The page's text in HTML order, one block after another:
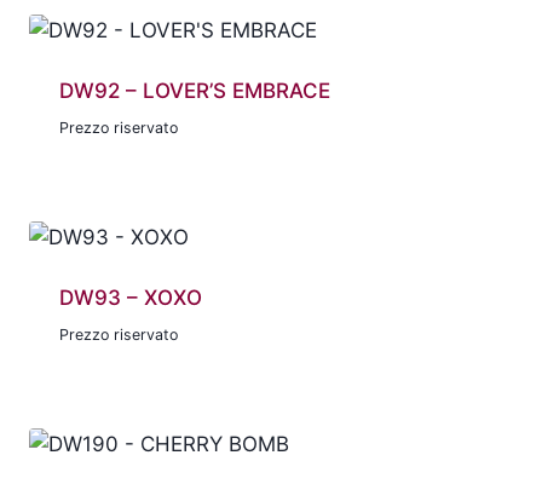
DW92 – LOVER’S EMBRACE
Prezzo riservato
DW93 – XOXO
Prezzo riservato